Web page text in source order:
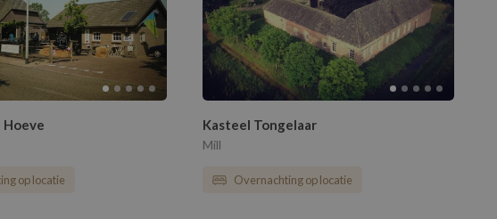
Hoeve
op locatie
Kasteel Tongelaar
Mill
Overnachting op locatie